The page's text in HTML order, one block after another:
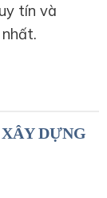
tín và
DỰNG